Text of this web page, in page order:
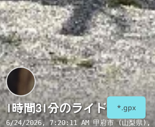
1時間31分のライド *.gpx
6/24/2026, 7:20:11 AM甲府市 (山梨県),